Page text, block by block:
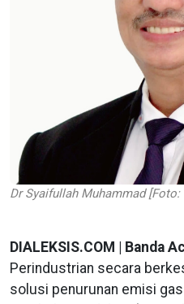
Dr Syaifullah Muhammad
DIALEKSIS.COM | Banda
Perindustrian secara
solusi penurunan emisi